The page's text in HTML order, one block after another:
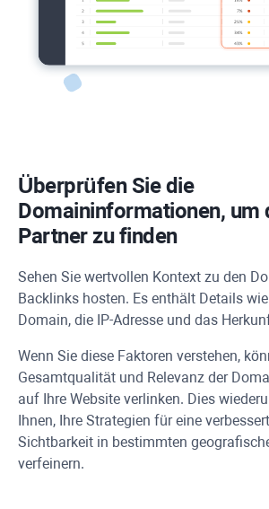
Überprüfen Sie die
Domaininformationen, um
Partner zu finden
Sehen Sie wertvollen Kontext zu den
Backlinks hosten. Es enthält Details
Domain, die IP-Adresse und das
Wenn Sie diese Faktoren verstehen,
Gesamtqualität und Relevanz der
auf Ihre Website verlinken. Dies
Ihnen, Ihre Strategien für eine
Sichtbarkeit in bestimmten
verfeinern.